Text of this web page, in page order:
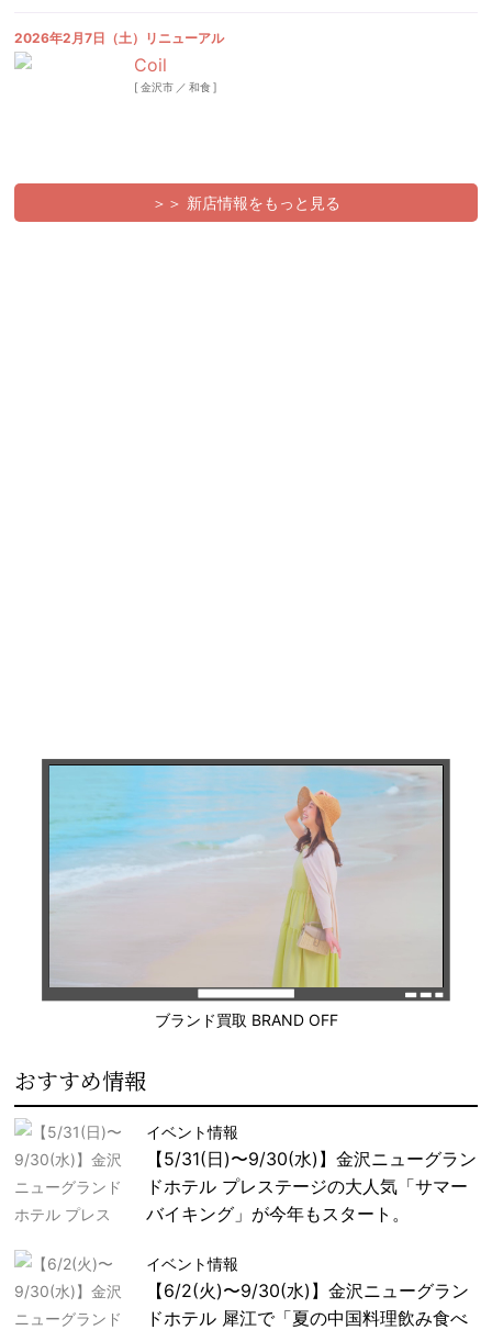
2026年2月7日（土）リニューアル
Coil
[金沢市 ／ 和食]
＞＞ 新店情報をもっと見る
ブランド買取 BRAND OFF
おすすめ情報
イベント情報
【5/31(日)〜9/30(水)】金沢ニューグラン
ドホテル プレステージの大人気「サマー
バイキング」が今年もスタート。
イベント情報
【6/2(火)〜9/30(水)】金沢ニューグラン
ドホテル 犀江で「夏の中国料理飲み食べ